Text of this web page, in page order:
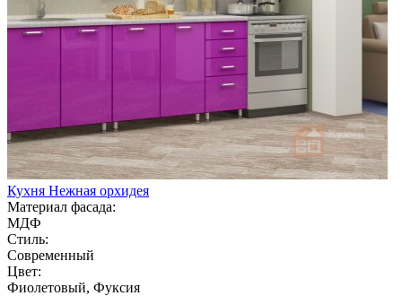
Кухня Нежная орхидея
Материал фасада:
МДФ
Стиль:
Современный
Цвет:
Фиолетовый, Фуксия